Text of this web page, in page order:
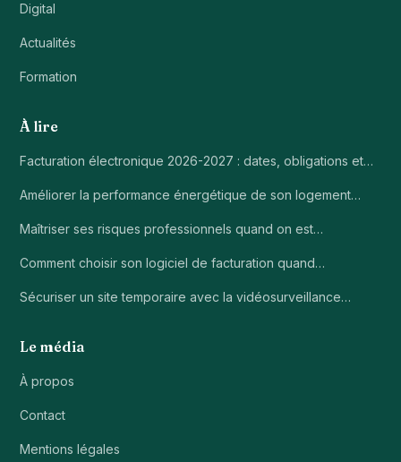
Digital
Actualités
Formation
À lire
Facturation électronique 2026-2027 : dates, obligations et…
Améliorer la performance énergétique de son logement…
Maîtriser ses risques professionnels quand on est…
Comment choisir son logiciel de facturation quand…
Sécuriser un site temporaire avec la vidéosurveillance…
Le média
À propos
Contact
Mentions légales